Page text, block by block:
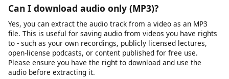
Download links can fail for several reasons: the source video
may have been removed or made private, your internet
connection may be unstable, the file may be too large for your
device's storage, or the platform may have changed its URL
structure. We recommend first verifying that the video URL still
works in your browser. If it does, try copying the URL again and
submitting it fresh. If problems persist, our platform may be